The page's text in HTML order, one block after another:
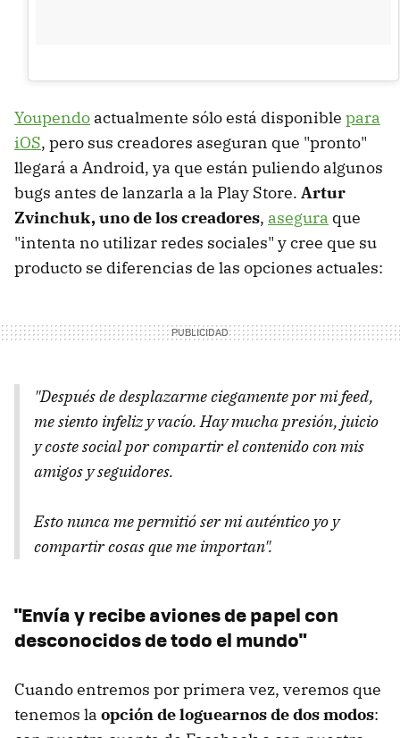
Youpendo actualmente sólo está disponible para
iOS, pero sus creadores aseguran que "pronto"
llegará a Android, ya que están puliendo algunos
bugs antes de lanzarla a la Play Store. Artur
Zvinchuk, uno de los creadores, asegura que
"intenta no utilizar redes sociales" y cree que su
producto se diferencias de las opciones actuales:
"Después de desplazarme ciegamente por mi feed,
me siento infeliz y vacío. Hay mucha presión, juicio
y coste social por compartir el contenido con mis
amigos y seguidores.
Esto nunca me permitió ser mi auténtico yo y
compartir cosas que me importan".
"Envía y recibe aviones de papel con
desconocidos de todo el mundo"
Cuando entremos por primera vez, veremos que
tenemos la opción de loguearnos de dos modos: